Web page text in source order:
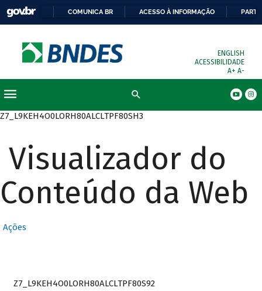
COMUNICA BR ACESSO À INFORMAÇÃO
ENGLISH
ACESSIBILIDADE
A+ A-
Z7_L9KEH4O0LORH80ALCLTPF80SH3
Visualizador do
Conteúdo da Web
Ações
Z7_L9KEH4O0LORH80ALCLTPF80S92